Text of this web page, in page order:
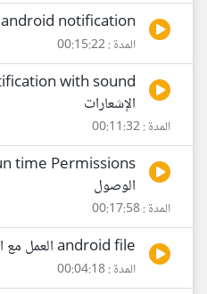
android notification كيفية عمل الإشعارات
المدة : 00:15:22
الإشعارات
المدة : 00:11:32
الوصول
المدة : 00:17:58
android file العمل مع الملفات
المدة : 00:04:18